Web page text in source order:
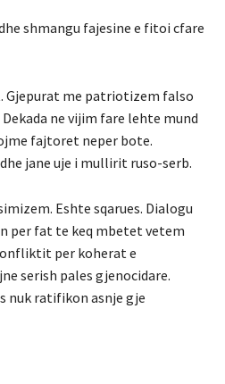
shmangu fajesine e fitoi cfare
Gjepurat me patriotizem falso
ne vijim fare lehte mund
fajtoret neper bote.
jane uje i mullirit ruso-serb.
Eshte sqarues. Dialogu
per fat te keq mbetet vetem
per koherat e
serish pales gjenocidare.
nuk ratifikon asnje gje